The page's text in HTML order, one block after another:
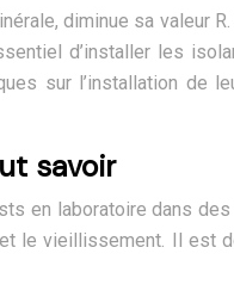
diminue sa valeur
d’installer les
sur l’installation
savoir
en laboratoire dans
et le vieillissement. Il